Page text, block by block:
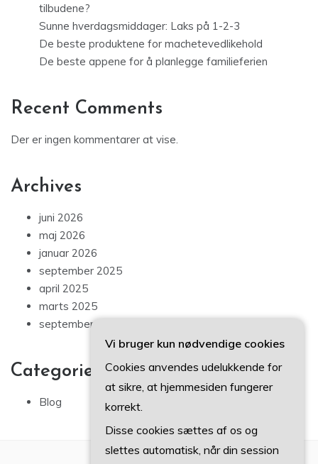
tilbudene?
Sunne hverdagsmiddager: Laks på 1-2-3
De beste produktene for machetevedlikehold
De beste appene for å planlegge familieferien
Recent Comments
Der er ingen kommentarer at vise.
Archives
juni 2026
maj 2026
januar 2026
september 2025
april 2025
marts 2025
september 2024
Categories
Blog
Vi bruger kun nødvendige cookies
Cookies anvendes udelukkende for
at sikre, at hjemmesiden fungerer
korrekt.
Disse cookies sættes af os og
slettes automatisk, når din session